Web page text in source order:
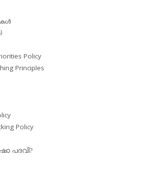
Policy
Principles
Policy
പദവി?